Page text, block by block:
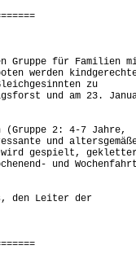
Gruppe für Familien
werden
zu
und am 23.
2: 4-7 Jahre,
und
wird gespielt,
und
den Leiter der